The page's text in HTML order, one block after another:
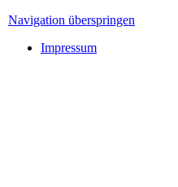
Navigation überspringen
Impressum